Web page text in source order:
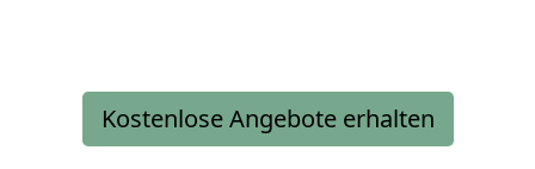
Kostenlose Angebote erhalten